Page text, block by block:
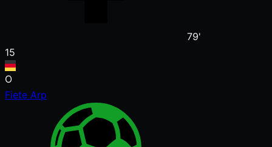
79'
15
O
Fiete Arp